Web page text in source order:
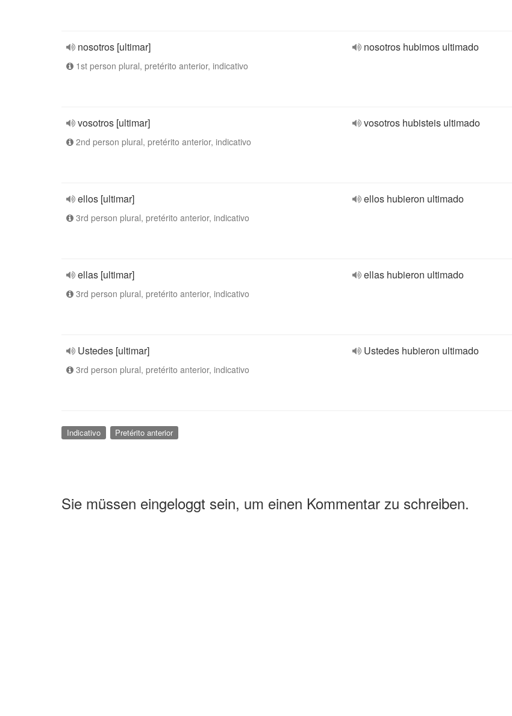
nosotros [ultimar]
1st person plural, pretérito anterior, indicativo
nosotros hubimos ultimado
vosotros [ultimar]
2nd person plural, pretérito anterior, indicativo
vosotros hubisteis ultimado
ellos [ultimar]
3rd person plural, pretérito anterior, indicativo
ellos hubieron ultimado
ellas [ultimar]
3rd person plural, pretérito anterior, indicativo
ellas hubieron ultimado
Ustedes [ultimar]
3rd person plural, pretérito anterior, indicativo
Ustedes hubieron ultimado
Indicativo Pretérito anterior
Sie müssen eingeloggt sein, um einen Kommentar zu schreiben.